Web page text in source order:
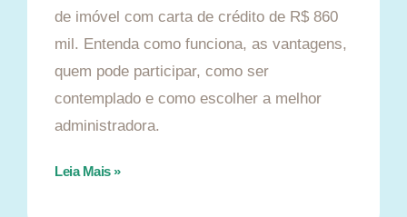
de imóvel com carta de crédito de R$ 860
mil. Entenda como funciona, as vantagens,
quem pode participar, como ser
contemplado e como escolher a melhor
administradora.
Leia Mais »